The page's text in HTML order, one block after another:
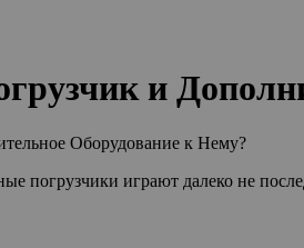
и
Оборудование к Нему?
погрузчики играют далеко не